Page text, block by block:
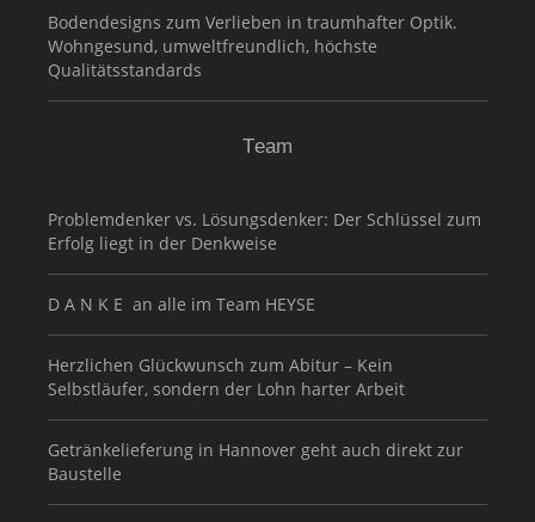
Bodendesigns zum Verlieben in traumhafter Optik.
Wohngesund, umweltfreundlich, höchste
Qualitätsstandards
Team
Problemdenker vs. Lösungsdenker: Der Schlüssel zum
Erfolg liegt in der Denkweise
D A N K E an alle im Team HEYSE
Herzlichen Glückwunsch zum Abitur – Kein
Selbstläufer, sondern der Lohn harter Arbeit
Getränkelieferung in Hannover geht auch direkt zur
Baustelle